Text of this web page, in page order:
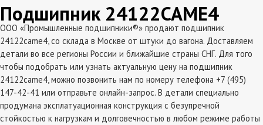
Подшипник 24122CAME4
ООО «Промышленные подшипники®» продают подшипник
24122came4, со склада в Москве от штуки до вагона. Доставляем
детали во все регионы России и ближайшие страны СНГ. Для того
чтобы подобрать или узнать актуальную цену на подшипник
24122came4, можно позвонить нам по номеру телефона +7 (495)
147-42-41 или отправьте онлайн-запрос. В детали специально
продумана эксплатуационная конструкция с безупречной
стойкостью к нагрузкам и долговечностью в любом режиме работы